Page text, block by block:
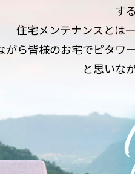
す
住宅メンテナンスとは
がら皆様のお宅でピタワ
と思いな